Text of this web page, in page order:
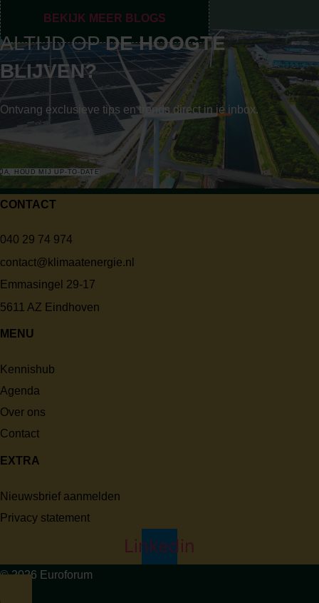
BEKIJK MEER BLOGS
ALTIJD OPDEHOOGTE
BLIJVEN?
Ontvang exclusieve tips en trends direct in je inbox.
JA, HOUD MIJ UP-TO-DATE
CONTACT
040 29 74 974
contact@klimaatenergie.nl
Emmasingel 29-17
5611 AZ Eindhoven
MENU
Kennishub
Agenda
Over ons
Contact
EXTRA
Nieuwsbrief aanmelden
Privacy statement
Linkedin
© 2026 Euroforum